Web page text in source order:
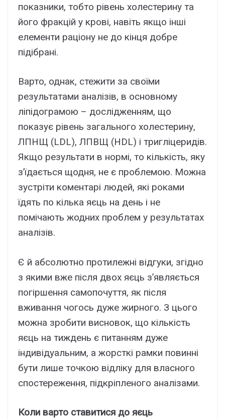
показники, тобто рівень холестерину та
його фракцій у крові, навіть якщо інші
елементи раціону не до кінця добре
підібрані.
Варто, однак, стежити за своїми
результатами аналізів, в основному
ліпідограмою – дослідженням, що
показує рівень загального холестерину,
ЛПНЩ (LDL), ЛПВЩ (HDL) і тригліцеридів.
Якщо результати в нормі, то кількість, яку
з’їдається щодня, не є проблемою. Можна
зустріти коментарі людей, які роками
їдять по кілька яєць на день і не
помічають жодних проблем у результатах
аналізів.
Є й абсолютно протилежні відгуки, згідно
з якими вже після двох яєць з’являється
погіршення самопочуття, як після
вживання чогось дуже жирного. З цього
можна зробити висновок, що кількість
яєць на тиждень є питанням дуже
індивідуальним, а жорсткі рамки повинні
бути лише точкою відліку для власного
спостереження, підкріпленого аналізами.
Коли варто ставитися до яєць